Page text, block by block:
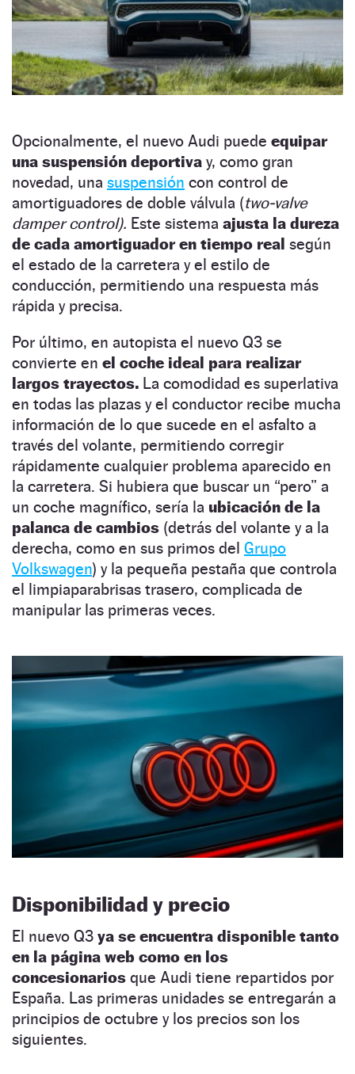
Opcionalmente, el nuevo Audi puede equipar
una suspensión deportiva y, como gran
novedad, una suspensión con control de
amortiguadores de doble válvula (two-valve
damper control). Este sistema ajusta la dureza
de cada amortiguador en tiempo real según
el estado de la carretera y el estilo de
conducción, permitiendo una respuesta más
rápida y precisa.
Por último, en autopista el nuevo Q3 se
convierte en el coche ideal para realizar
largos trayectos. La comodidad es superlativa
en todas las plazas y el conductor recibe mucha
información de lo que sucede en el asfalto a
través del volante, permitiendo corregir
rápidamente cualquier problema aparecido en
la carretera. Si hubiera que buscar un “pero” a
un coche magnífico, sería la ubicación de la
palanca de cambios (detrás del volante y a la
derecha, como en sus primos del Grupo
Volkswagen) y la pequeña pestaña que controla
el limpiaparabrisas trasero, complicada de
manipular las primeras veces.
Disponibilidad y precio
El nuevo Q3 ya se encuentra disponible tanto
en la página web como en los
concesionarios que Audi tiene repartidos por
España. Las primeras unidades se entregarán a
principios de octubre y los precios son los
siguientes.